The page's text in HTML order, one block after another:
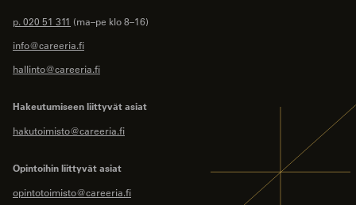
p. 020 51 311 (ma–pe klo 8–16)
info@careeria.fi
hallinto@careeria.fi
Hakeutumiseen liittyvät asiat
hakutoimisto@careeria.fi
Opintoihin liittyvät asiat
opintotoimisto@careeria.fi